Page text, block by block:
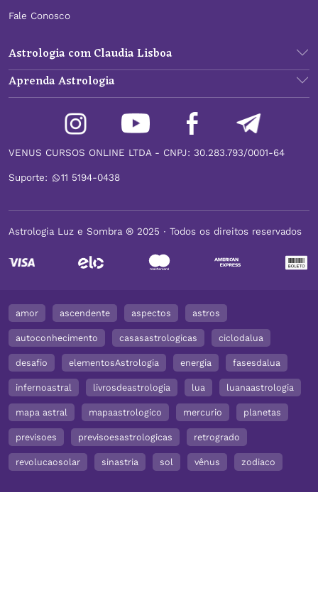
Fale Conosco
Astrologia com Claudia Lisboa
Aprenda Astrologia
VENUS CURSOS ONLINE LTDA - CNPJ: 30.283.793/0001-64
Suporte: 11 5194-0438
Astrologia Luz e Sombra ® 2025 ∙ Todos os direitos reservados
amor ascendente aspectos astros
autoconhecimento casasastrologicas ciclodalua
desafio elementosAstrologia energia fasesdalua
infernoastral livrosdeastrologia lua luanaastrologia
mapa astral mapaastrologico mercurio planetas
previsoes previsoesastrologicas retrogrado
revolucaosolar sinastria sol vênus zodiaco